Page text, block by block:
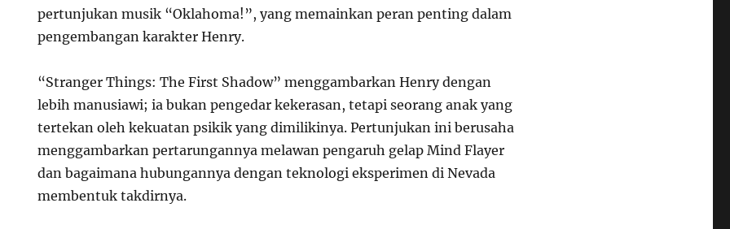
pertunjukan musik “Oklahoma!”, yang memainkan peran penting dalam
pengembangan karakter Henry.
“Stranger Things: The First Shadow” menggambarkan Henry dengan
lebih manusiawi; ia bukan pengedar kekerasan, tetapi seorang anak yang
tertekan oleh kekuatan psikik yang dimilikinya. Pertunjukan ini berusaha
menggambarkan pertarungannya melawan pengaruh gelap Mind Flayer
dan bagaimana hubungannya dengan teknologi eksperimen di Nevada
membentuk takdirnya.